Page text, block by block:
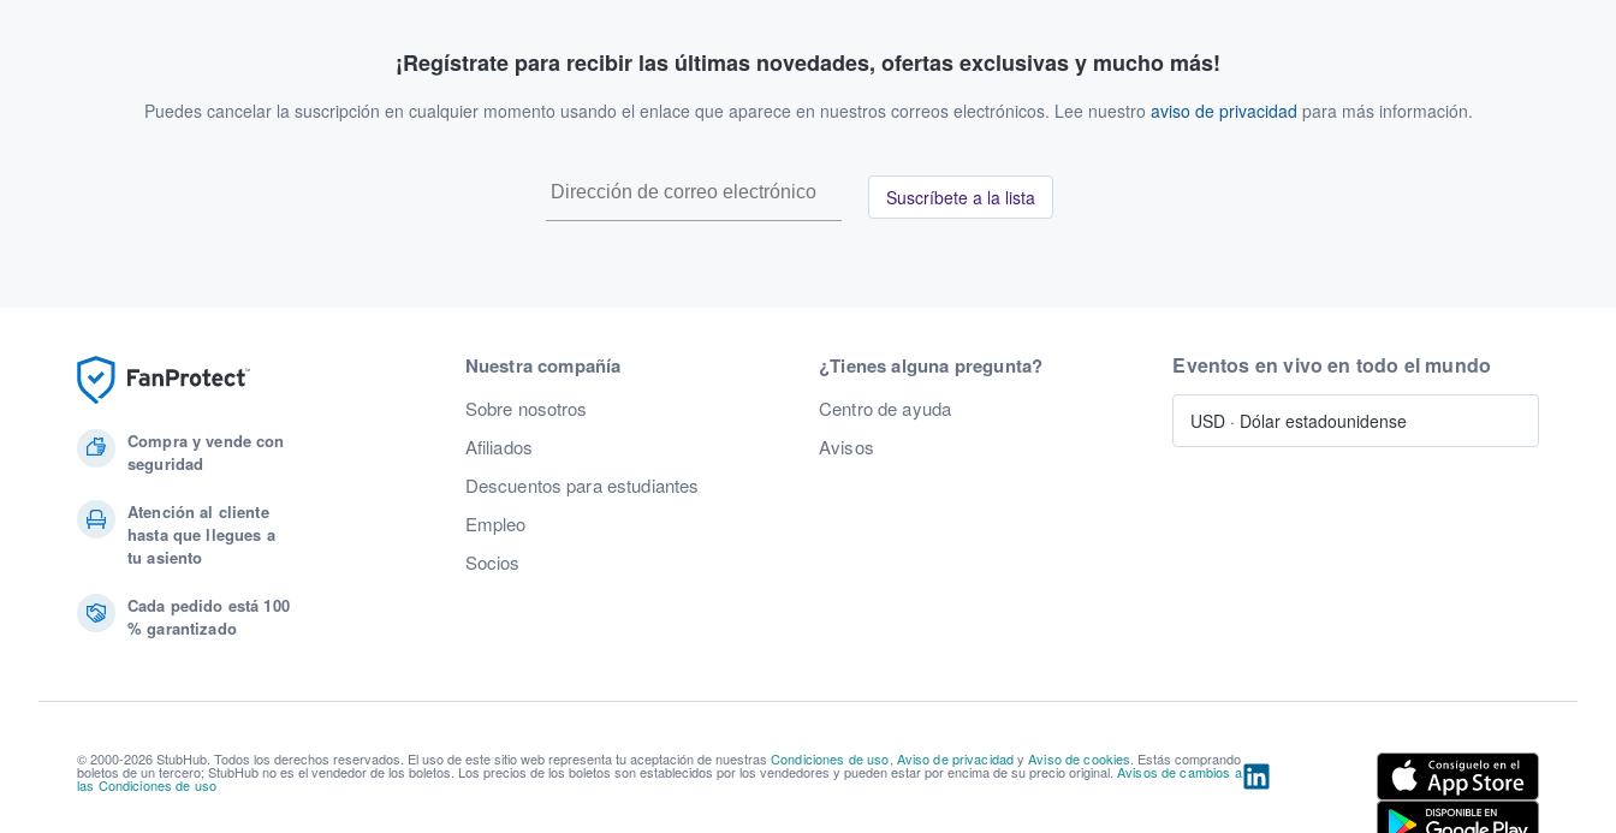
¡Regístrate para recibir las últimas novedades, ofertas exclusivas y mucho más!
Puedes cancelar la suscripción en cualquier momento usando el enlace que aparece en nuestros correos electrónicos. Lee nuestro aviso de privacidad para más información.
Suscríbete a la lista
Compra y vende con
seguridad
Atención al cliente
hasta que llegues a
tu asiento
Cada pedido está 100
% garantizado
Nuestra compañía
Sobre nosotros
Afiliados
Descuentos para estudiantes
Empleo
Socios
¿Tienes alguna pregunta?
Centro de ayuda
Avisos
Eventos en vivo en todo el mundo
USD · Dólar estadounidense
© 2000-2026 StubHub. Todos los derechos reservados. El uso de este sitio web representa tu aceptación de nuestras Condiciones de uso, Aviso de privacidadyAviso de cookies. Estás comprando
boletos de un tercero; StubHub no es el vendedor de los boletos. Los precios de los boletos son establecidos por los vendedores y pueden estar por encima de su precio original. Avisos de cambios a
las Condiciones de uso